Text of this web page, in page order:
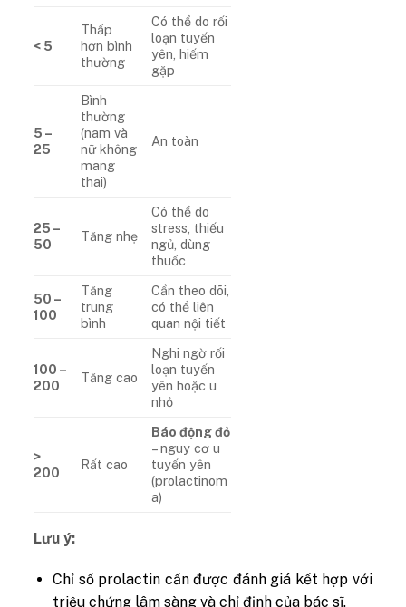
< 5
Thấp
hơn bình
thường
Có thể do rối
loạn tuyến
yên, hiếm
gặp
5 –
25
Bình
thường
(nam và
nữ không
mang
thai)
An toàn
25 –
50
Tăng nhẹ
Có thể do
stress, thiếu
ngủ, dùng
thuốc
50 –
100
Tăng
trung
bình
Cần theo dõi,
có thể liên
quan nội tiết
100 –
200
Tăng cao
Nghi ngờ rối
loạn tuyến
yên hoặc u
nhỏ
>
200
Rất cao
Báo động đỏ
– nguy cơ u
tuyến yên
(prolactinom
a)
Lưu ý:
Chỉ số prolactin cần được đánh giá kết hợp với
triệu chứng lâm sàng và chỉ định của bác sĩ.